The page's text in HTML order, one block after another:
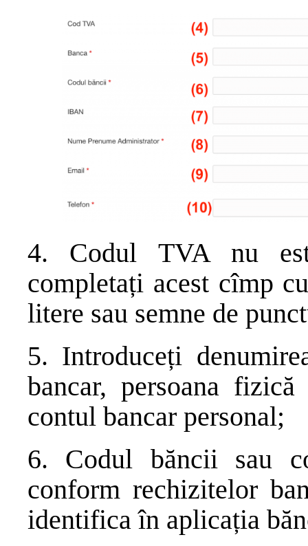
4. Codul TVA nu
completați acest cîmp
litere sau semne de
5. Introduceți
bancar, persoana
contul bancar personal;
6. Codul băncii sau
conform rechizitelor
identifica în aplicația